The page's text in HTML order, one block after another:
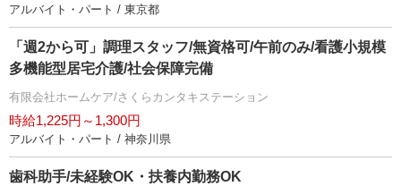
アルバイト・パート / 東京都
「週2から可」調理スタッフ/無資格可/午前のみ/看護小規模
多機能型居宅介護/社会保障完備
有限会社ホームケア/さくらカンタキステーション
時給1,225円～1,300円
アルバイト・パート / 神奈川県
歯科助手/未経験OK・扶養内勤務OK